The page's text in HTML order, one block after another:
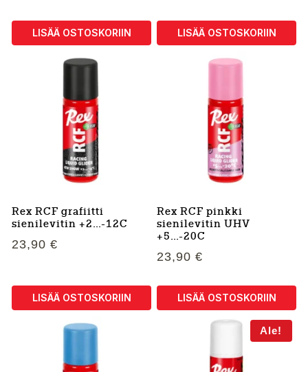
oli:
25,90 €.
on:
17,90 €.
LISÄÄ OSTOSKORIIN LISÄÄ OSTOSKORIIN
Rex RCF grafiitti
sienilevitin +2…-12C
23,90 €
LISÄÄ OSTOSKORIIN
Rex RCF pinkki
sienilevitin UHV
+5…-20C
23,90 €
LISÄÄ OSTOSKORIIN
Ale!